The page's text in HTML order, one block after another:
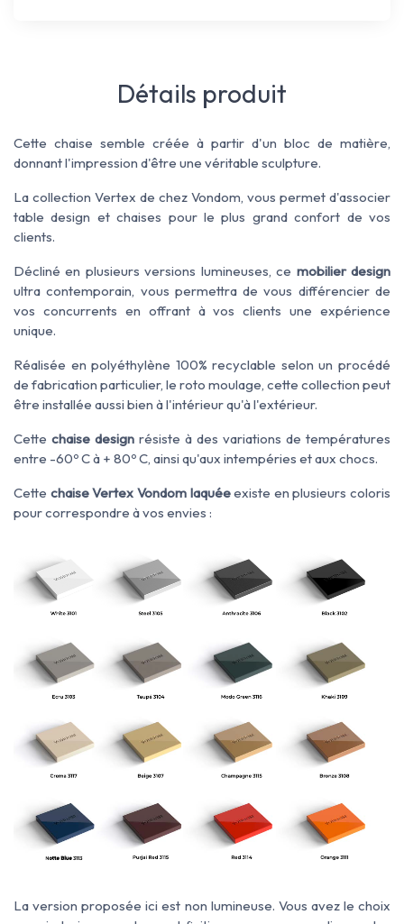
Détails produit
Cette chaise semble créée à partir d'un bloc de matière,
donnant l'impression d'être une véritable sculpture.
La collection Vertex de chez Vondom, vous permet d'associer
table design et chaises pour le plus grand confort de vos
clients.
Décliné en plusieurs versions lumineuses, ce mobilier design
ultra contemporain, vous permettra de vous différencier de
vos concurrents en offrant à vos clients une expérience
unique.
Réalisée en polyéthylène 100% recyclable selon un procédé
de fabrication particulier, le roto moulage, cette collection peut
être installée aussi bien à l'intérieur qu'à l'extérieur.
Cette chaise design résiste à des variations de températures
entre -60º C à + 80º C, ainsi qu'aux intempéries et aux chocs.
Cette chaise Vertex Vondom laquéeexiste en plusieurs coloris
pour correspondre à vos envies :
La version proposée ici est non lumineuse. Vous avez le choix